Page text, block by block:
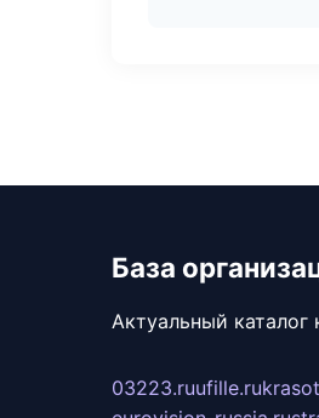
База
Актуальный
03223.ruufille.ru